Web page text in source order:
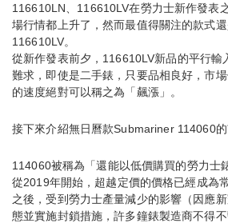
116610LN、116610LV在勞力士新作發表
場行情都上升了，然而最值得關注的款式
116610LV。
從新作發表前夕，116610LV新品的平行輸
難求，即使是二手錶，只要品相良好，市
的速度絕對可以稱之為「飆漲」。
接下來介紹無日曆款Submariner 114060的
114060被稱為「還能以低價購買的勞力士
從2019年開始，超越定價的價格已經成為
之後，受到勞力士產量減少的影響（因應
態並實施封鎖措施，許多鐘錶製造商不得